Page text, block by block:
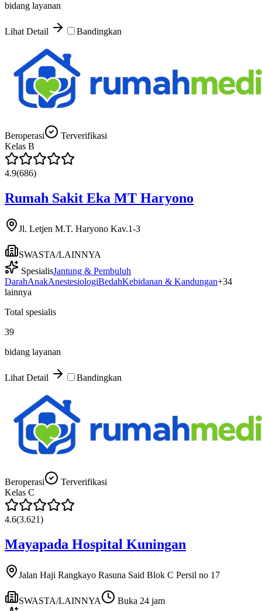
bidang layanan
Lihat Detail Bandingkan
Beroperasi
Terverifikasi
Kelas B
4.9(686)
Rumah Sakit Eka MT Haryono
Jl. Letjen M.T. Haryono Kav.1-3
SWASTA/LAINNYA
SpesialisJantung & Pembuluh
DarahAnakAnestesiologiBedahKebidanan & Kandungan+34
lainnya
Total spesialis
39
bidang layanan
Lihat Detail Bandingkan
Beroperasi
Terverifikasi
Kelas C
4.6(3.621)
Mayapada Hospital Kuningan
Jalan Haji Rangkayo Rasuna Said Blok C Persil no 17
SWASTA/LAINNYA
Buka 24 jam